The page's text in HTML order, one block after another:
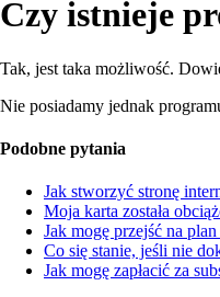
Czy istnieje
Tak, jest taka możliwość.
Nie posiadamy jednak
Podobne pytania
Jak stworzyć stronę
Moja karta została
Jak mogę przejść na plan
Co się stanie, jeśli nie
Jak mogę zapłacić za